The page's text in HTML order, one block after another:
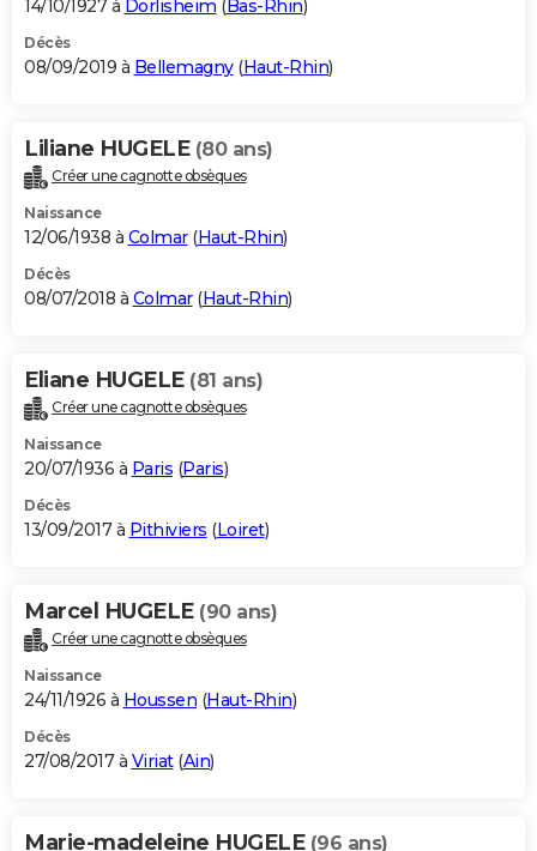
14/10/1927 à Dorlisheim ( Bas-Rhin)
Décès
08/09/2019 à Bellemagny(Haut-Rhin)
Liliane HUGELE (80 ans)
Créer une cagnotte obsèques
Naissance
12/06/1938 à Colmar(Haut-Rhin)
Décès
08/07/2018 à Colmar(Haut-Rhin)
Eliane HUGELE (81 ans)
Créer une cagnotte obsèques
Naissance
20/07/1936 à Paris (Paris)
Décès
13/09/2017 à Pithiviers (Loiret)
Marcel HUGELE (90 ans)
Créer une cagnotte obsèques
Naissance
24/11/1926 à Houssen (Haut-Rhin)
Décès
27/08/2017 à Viriat(Ain)
Marie-madeleine HUGELE (96 ans)